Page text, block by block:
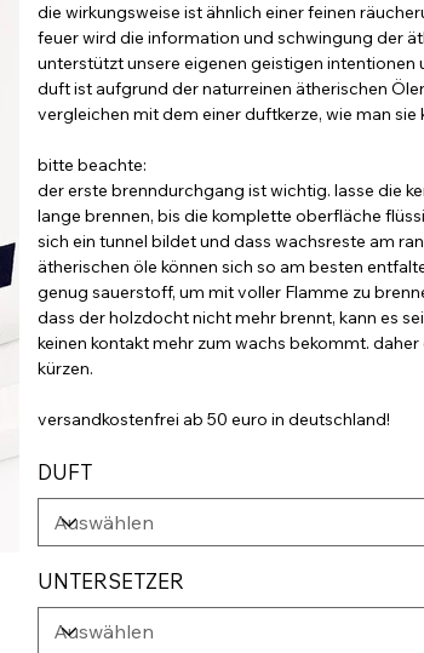
die wirkungsweise ist ähnlich einer feinen
feuer wird die information und schwingung der
unterstützt unsere eigenen geistigen intentionen
duft ist aufgrund der naturreinen ätherischen
vergleichen mit dem einer duftkerze, wie man sie
bitte beachte:
der erste brenndurchgang ist wichtig. lasse die
lange brennen, bis die komplette oberfläche
sich ein tunnel bildet und dass wachsreste am
ätherischen öle können sich so am besten
genug sauerstoff, um mit voller Flamme zu
dass der holzdocht nicht mehr brennt, kann es
keinen kontakt mehr zum wachs bekommt.
kürzen.
versandkostenfrei ab 50 euro in deutschland!
DUFT
UNTERSETZER